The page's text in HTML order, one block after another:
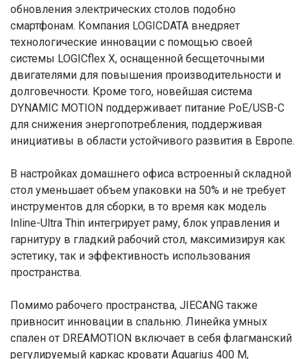
обновления электрических столов подобно
смартфонам. Компания LOGICDATA внедряет
технологические инновации с помощью своей
системы LOGICflex X, оснащенной бесщеточными
двигателями для повышения производительности и
долговечности. Кроме того, новейшая система
DYNAMIC MOTION поддерживает питание PoE/USB-C
для снижения энергопотребления, поддерживая
инициативы в области устойчивого развития в Европе.
В настройках домашнего офиса встроенный складной
стол уменьшает объем упаковки на 50% и не требует
инструментов для сборки, в то время как модель
Inline-Ultra Thin интегрирует раму, блок управления и
гарнитуру в гладкий рабочий стол, максимизируя как
эстетику, так и эффективность использования
пространства.
Помимо рабочего пространства, JIECANG также
привносит инновации в спальню. Линейка умных
спален от DREAMOTION включает в себя флагманский
регулируемый каркас кровати Aquarius 400 М,